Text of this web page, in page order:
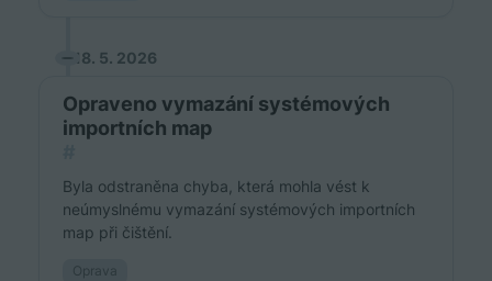
18. 5. 2026
Opraveno vymazání systémových
importních map
Byla odstraněna chyba, která mohla vést k
neúmyslnému vymazání systémových importních
map při čištění.
Oprava